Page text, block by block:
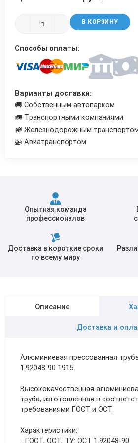
В КОРЗИНУ
Способы оплаты:
Варианты доставки:
🚚 Собственным автопарком
🚛 Транспортными компаниями
🚞 Железнодорожным транспортом
🚁 Авиатранспортом
Опытная команда
профессионалов
Доставка в короткие сроки
по всему миру
Описание
Доставка и
Алюминиевая прессованная
1.92048-90 1915
Высококачественная
труба, изготовленная в
требованиями ГОСТ и ОСТ.
Характеристики:
- ГОСТ, ОСТ, ТУ: ОСТ 1.92048-90
Трубы в ВУС изоляции